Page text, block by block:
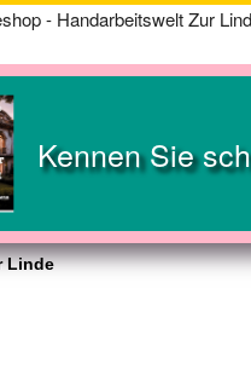
- Handarbeitswelt Zur
Kennen Sie
Linde